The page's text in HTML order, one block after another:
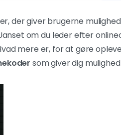
der giver brugerne
om du leder efter
mere er, for at gøre
som giver dig